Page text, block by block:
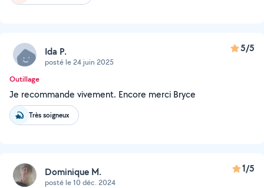
Ida P.
posté le 24 juin 2025
5/5
Outillage
Je recommande vivement. Encore merci Bryce
Très soigneux
Dominique M.
posté le 10 déc. 2024
1/5